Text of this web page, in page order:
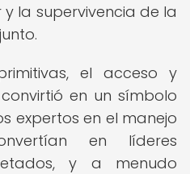
la supervivencia de la
el acceso y
en un símbolo
expertos en el manejo
en líderes
y a menudo